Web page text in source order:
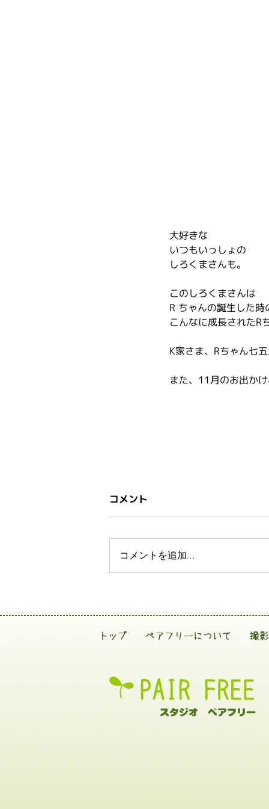
大好きな
いつもいっしょの
しろくまさんも。
このしろくまさんは
R ちゃんの誕生した
こんなに成長されたR
K家さま、Rちゃん七
また、11月のお出か
コメント
コメントを追加…
トップ ペアフリーについて 撮